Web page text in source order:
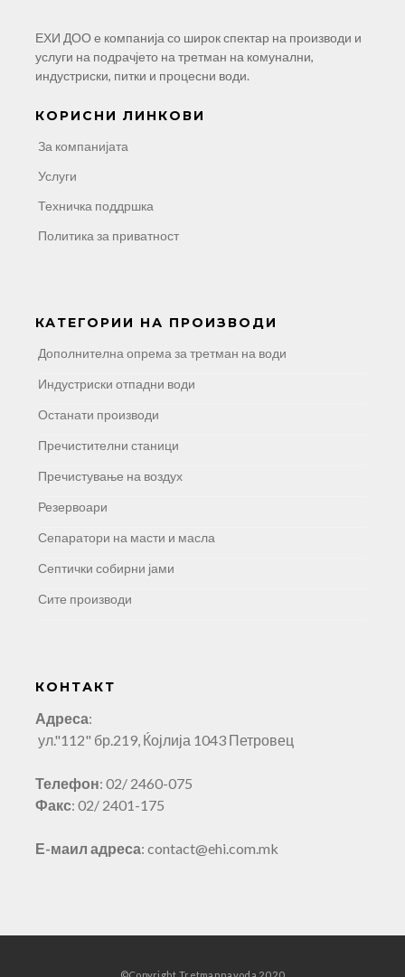
ЕХИ ДОО е компанија со широк спектар на производи и
услуги на подрачјето на третман на комунални,
индустриски, питки и процесни води.
КОРИСНИ ЛИНКОВИ
За компанијата
Услуги
Техничка поддршка
Политика за приватност
КАТЕГОРИИ НА ПРОИЗВОДИ
Дополнителна опрема за третман на води
Индустриски отпадни води
Останати производи
Пречистителни станици
Пречистување на воздух
Резервоари
Сепаратори на масти и масла
Септички собирни јами
Сите производи
КОНТАКТ
Адреса:
ул."112" бр.219, Ќојлија 1043 Петровец
Телефон: 02/ 2460-075
Факс: 02/ 2401-175
Е-маил адреса: contact@ehi.com.mk
©Copyright Tretmannavoda 2020